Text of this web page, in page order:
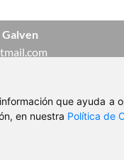
que ayuda
en nuestra Política de
bajo